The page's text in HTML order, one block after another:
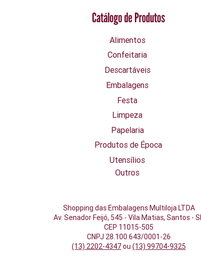
Catálogo de Produtos
Alimentos
Confeitaria
Descartáveis
Embalagens
Limpeza
Festa
Papelaria
Produtos de Época
Utensílios
Outros
Shopping das Embalagens Multiloja LTDA
Av. Senador Feijó, 545 - Vila Matias, Santos -
CEP 11015-505
​CNPJ 28.100.643/0001-26
(13) 2202-4347ou(13) 99704-9325